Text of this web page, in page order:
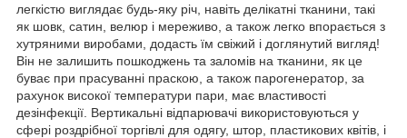
легкістю виглядає будь-яку річ, навіть делікатні тканини, такі
як шовк, сатин, велюр і мереживо, а також легко впорається з
хутряними виробами, додасть їм свіжий і доглянутий вигляд!
Він не залишить пошкоджень та заломів на тканини, як це
буває при прасуванні праскою, а також парогенератор, за
рахунок високої температури пари, має властивості
дезінфекції. Вертикальні відпарювачі використовуються у
сфері роздрібної торгівлі для одягу, штор, пластикових квітів, і